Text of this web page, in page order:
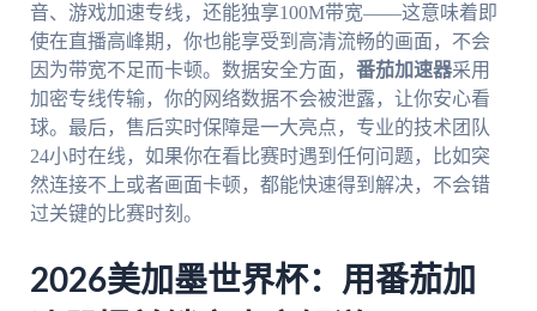
音、游戏加速专线，还能独享100M带宽——这意味着即
使在直播高峰期，你也能享受到高清流畅的画面，不会
因为带宽不足而卡顿。数据安全方面， 番茄加速器采用
加密专线传输，你的网络数据不会被泄露，让你安心看
球。最后，售后实时保障是一大亮点，专业的技术团队
24小时在线，如果你在看比赛时遇到任何问题，比如突
然连接不上或者画面卡顿，都能快速得到解决，不会错
过关键的比赛时刻。
2026美加墨世界杯：用番茄加